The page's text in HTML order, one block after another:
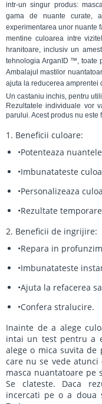
intr-un singur produs:
gama de nuante curate,
experimentarea unor nuante
mentine culoarea intre
hranitoare, inclusiv un
tehnologia ArganID ™, toate
Ambalajul mastilor
ajuta la reducerea amprentei
Un castaniu inchis, pentru
Rezultatele individuale vor
parului. Acest produs nu
1. Beneficii culoare:
•Potenteaza
•Imbunatateste
•Personalizeaza
•Rezultate
2. Beneficii de ingrijire:
•Repara in
•Imbunatateste
•Ajuta la refacerea
•Confera stralucire.
Inainte de a alege
intai un test pentru a
alege o mica suvita
care nu se vede
masca nuantatoare pe
Se clateste. Daca
incercati pe o a doua